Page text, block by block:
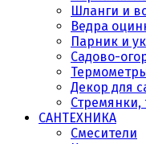
Шланги и
Ведра
Парник и
Садово-
Декор для
Стремянки,
САНТЕХНИКА
Смесители